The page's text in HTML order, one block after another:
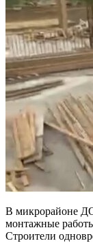
В микрорайоне
монтажные
Строители